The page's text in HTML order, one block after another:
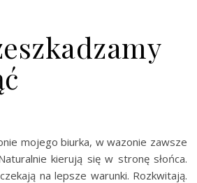
mojego biurka, w wazonie zawsze
kierują się w stronę słońca.
na lepsze warunki. Rozkwitają.